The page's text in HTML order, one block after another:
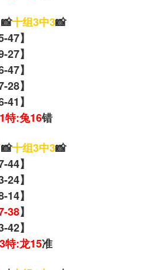
📸十组3中3📸
47】
27】
47】
28】
41】
特:兔16错
📸十组3中3📸
44】
24】
14】
38】
42】
特:龙15准